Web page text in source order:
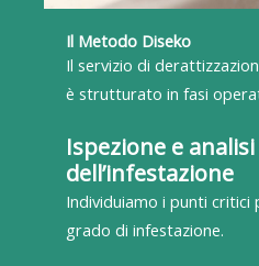
Il Metodo Diseko
Il servizio di
è strutturato in fasi
Ispezione e analisi
dell’infestazione
Individuiamo i punti critici
grado di infestazione.